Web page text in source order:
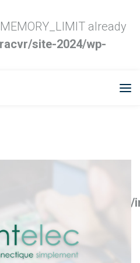
already
site-2024/wp-
array offset on false in
wp-
cesis_functions/
array offset on false in